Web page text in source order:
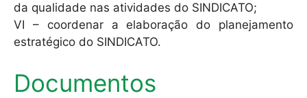
da qualidade nas atividades do SINDICATO;
VI – coordenar a elaboração do planejamento
estratégico do SINDICATO.
Documentos